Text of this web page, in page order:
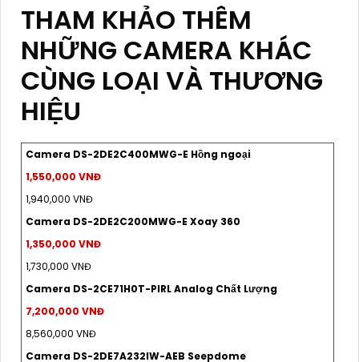
THAM KHẢO THÊM
NHỮNG CAMERA KHÁC
CÙNG LOẠI VÀ THƯƠNG
HIỆU
Camera DS-2DE2C400MWG-E Hồng ngoại
1,550,000 VNĐ
1,940,000 VNĐ
Camera DS-2DE2C200MWG-E Xoay 360
1,350,000 VNĐ
1,730,000 VNĐ
Camera DS-2CE71H0T-PIRL Analog Chất Lượng
7,200,000 VNĐ
8,560,000 VNĐ
Camera DS-2DE7A232IW-AEB Seepdome